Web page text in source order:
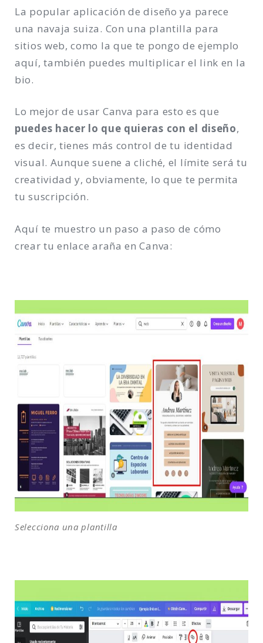
La popular aplicación de diseño ya parece
una navaja suiza. Con una plantilla para
sitios web, como la que te pongo de ejemplo
aquí, también puedes multiplicar el link en la
bio.
Lo mejor de usar Canva para esto es que
puedes hacer lo que quieras con el diseño,
es decir, tienes más control de tu identidad
visual. Aunque suene a cliché, el límite será tu
creatividad y, obviamente, lo que te permita
tu suscripción.
Aquí te muestro un paso a paso de cómo
crear tu enlace araña en Canva:
Selecciona una plantilla